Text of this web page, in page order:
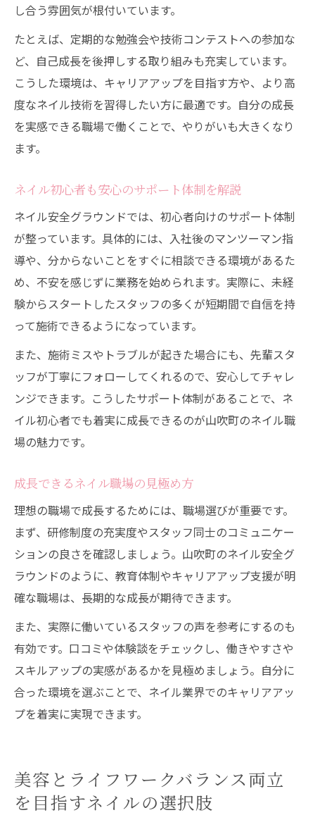
し合う雰囲気が根付いています。
たとえば、定期的な勉強会や技術コンテストへの参加な
ど、自己成長を後押しする取り組みも充実しています。
こうした環境は、キャリアアップを目指す方や、より高
度なネイル技術を習得したい方に最適です。自分の成長
を実感できる職場で働くことで、やりがいも大きくなり
ます。
ネイル初心者も安心のサポート体制を解説
ネイル安全グラウンドでは、初心者向けのサポート体制
が整っています。具体的には、入社後のマンツーマン指
導や、分からないことをすぐに相談できる環境があるた
め、不安を感じずに業務を始められます。実際に、未経
験からスタートしたスタッフの多くが短期間で自信を持
って施術できるようになっています。
また、施術ミスやトラブルが起きた場合にも、先輩スタ
ッフが丁寧にフォローしてくれるので、安心してチャレ
ンジできます。こうしたサポート体制があることで、ネ
イル初心者でも着実に成長できるのが山吹町のネイル職
場の魅力です。
成長できるネイル職場の見極め方
理想の職場で成長するためには、職場選びが重要です。
まず、研修制度の充実度やスタッフ同士のコミュニケー
ションの良さを確認しましょう。山吹町のネイル安全グ
ラウンドのように、教育体制やキャリアアップ支援が明
確な職場は、長期的な成長が期待できます。
また、実際に働いているスタッフの声を参考にするのも
有効です。口コミや体験談をチェックし、働きやすさや
スキルアップの実感があるかを見極めましょう。自分に
合った環境を選ぶことで、ネイル業界でのキャリアアッ
プを着実に実現できます。
美容とライフワークバランス両立
を目指すネイルの選択肢